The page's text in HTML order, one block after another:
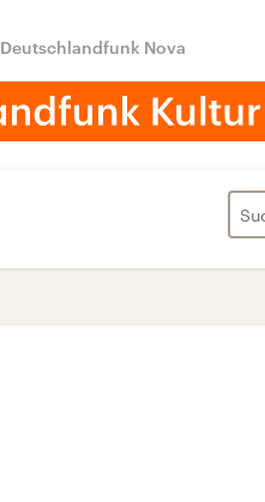
Deutschlandfunk Nova